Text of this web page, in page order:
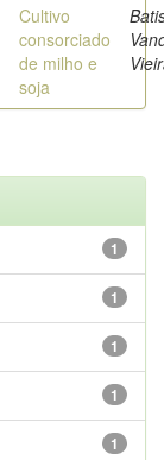
Cultivo
consorciado
de milho e
soja
1
1
1
1
1